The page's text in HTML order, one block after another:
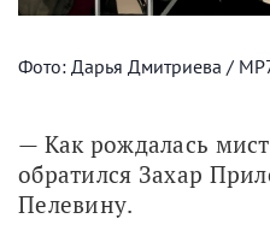
Фото: Дарья Дмитриева /
— Как рождалась
обратился Захар
Пелевину.